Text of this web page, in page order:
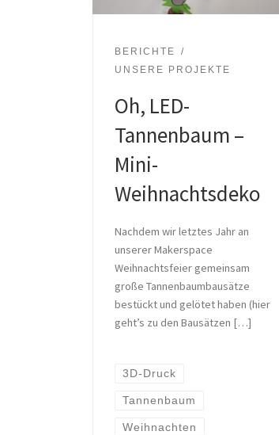
BERICHTE
UNSERE PROJEKTE
Oh, LED-
Tannenbaum –
Mini-
Weihnachtsdeko
Nachdem wir letztes Jahr an
unserer Makerspace
Weihnachtsfeier gemeinsam
große Tannenbaumbausätze
bestückt und gelötet haben (hier
geht’s zu den Bausätzen […]
3D-Druck
Tannenbaum
Weihnachten